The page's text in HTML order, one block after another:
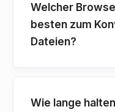
Welcher
besten zum
Dateien?
Wie lange